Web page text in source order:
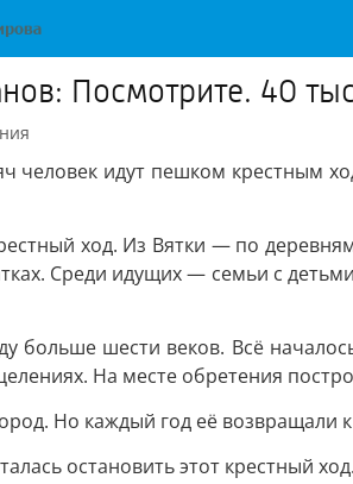
Посмотрите. 40
человек идут пешком крестным
ход. Из Вятки — по
Среди идущих — семьи с
больше шести веков. Всё
На месте обретения
Но каждый год её возвращали
остановить этот крестный